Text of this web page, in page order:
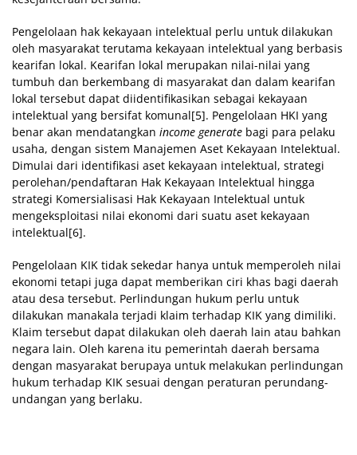
Pengelolaan hak kekayaan intelektual perlu untuk dilakukan
oleh masyarakat terutama kekayaan intelektual yang berbasis
kearifan lokal. Kearifan lokal merupakan nilai-nilai yang
tumbuh dan berkembang di masyarakat dan dalam kearifan
lokal tersebut dapat diidentifikasikan sebagai kekayaan
intelektual yang bersifat komunal[5]. Pengelolaan HKI yang
benar akan mendatangkan income generate bagi para pelaku
usaha, dengan sistem Manajemen Aset Kekayaan Intelektual.
Dimulai dari identifikasi aset kekayaan intelektual, strategi
perolehan/pendaftaran Hak Kekayaan Intelektual hingga
strategi Komersialisasi Hak Kekayaan Intelektual untuk
mengeksploitasi nilai ekonomi dari suatu aset kekayaan
intelektual[6].
Pengelolaan KIK tidak sekedar hanya untuk memperoleh nilai
ekonomi tetapi juga dapat memberikan ciri khas bagi daerah
atau desa tersebut. Perlindungan hukum perlu untuk
dilakukan manakala terjadi klaim terhadap KIK yang dimiliki.
Klaim tersebut dapat dilakukan oleh daerah lain atau bahkan
negara lain. Oleh karena itu pemerintah daerah bersama
dengan masyarakat berupaya untuk melakukan perlindungan
hukum terhadap KIK sesuai dengan peraturan perundang-
undangan yang berlaku.